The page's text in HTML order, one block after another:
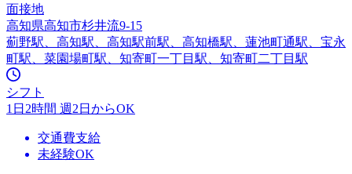
面接地
高知県高知市杉井流9-15
薊野駅、高知駅、高知駅前駅、高知橋駅、蓮池町通駅、宝永
町駅、菜園場町駅、知寄町一丁目駅、知寄町二丁目駅
シフト
1日2時間 週2日からOK
交通費支給
未経験OK